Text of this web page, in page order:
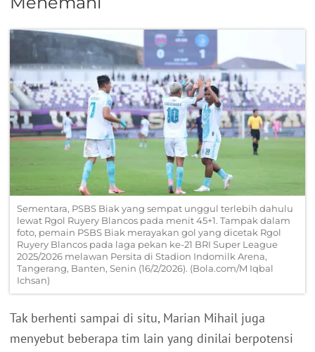
Sementara, PSBS Biak yang sempat unggul terlebih dahulu
lewat Rgol Ruyery Blancos pada menit 45+1. Tampak dalam
foto, pemain PSBS Biak merayakan gol yang dicetak Rgol
Ruyery Blancos pada laga pekan ke-21 BRI Super League
2025/2026 melawan Persita di Stadion Indomilk Arena,
Tangerang, Banten, Senin (16/2/2026). (Bola.com/M Iqbal
Ichsan)
Tak berhenti sampai di situ, Marian Mihail juga
menyebut beberapa tim lain yang dinilai berpotensi